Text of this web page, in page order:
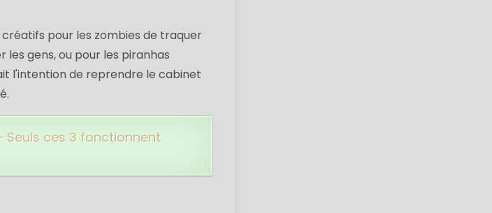
pour les zombies de traquer
les gens, ou pour les piranhas
l'intention de reprendre le cabinet
Seuls ces 3 fonctionnent